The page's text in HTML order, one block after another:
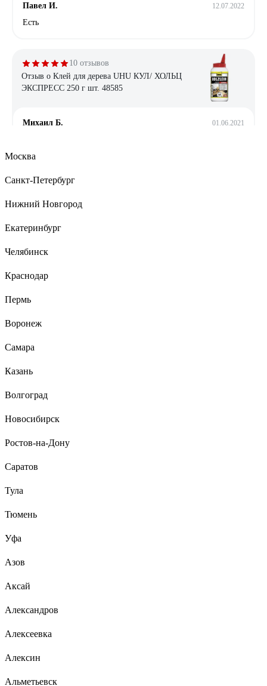
Павел И. 12.07.2022
Есть
10 отзывов
Отзыв о Клей для дерева UHU КУЛ/ ХОЛЬЦ
ЭКСПРЕСС 250 г шт. 48585
Михаил Б. 01.06.2021
1 отзыв
влагоустойчивый 250 г шт. 48515
Отличный клей изделия работают и не разваливаются
Москва
Санкт-Петербург
Нижний Новгород
Екатеринбург
Челябинск
Краснодар
Пермь
Воронеж
Самара
Казань
Волгоград
Новосибирск
Ростов-на-Дону
Саратов
Тула
Тюмень
Уфа
Азов
Аксай
Александров
Алексеевка
Алексин
Альметьевск